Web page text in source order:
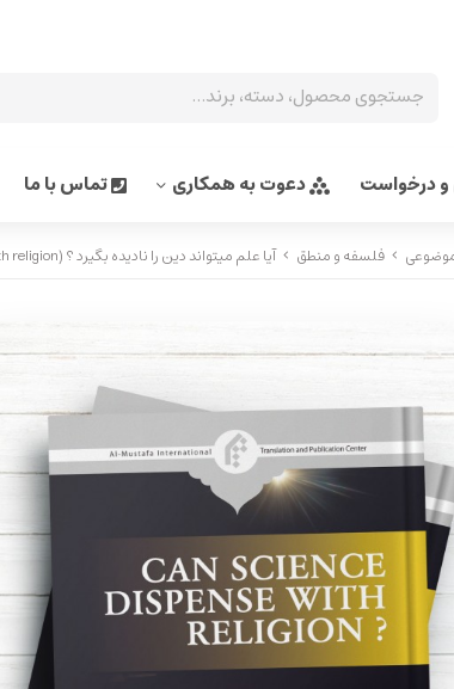
و درخواست دعوت به همکاری تماس با ما
فلسفه و منطق آیا علم میتواند دین را نادیده بگیرد ؟ (Can Science Dispence with religion) ( انگلیسی ) ویراست جدید